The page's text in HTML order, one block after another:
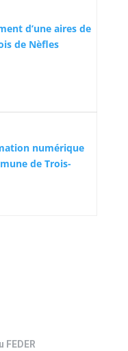
d’une aires de
de Nèfles
numérique
de Trois-